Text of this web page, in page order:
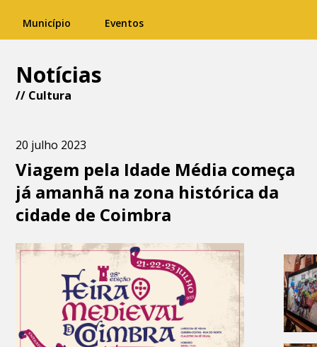
Município Eventos
Notícias
// Cultura
20 julho 2023
Viagem pela Idade Média começa
já amanhã na zona histórica da
cidade de Coimbra